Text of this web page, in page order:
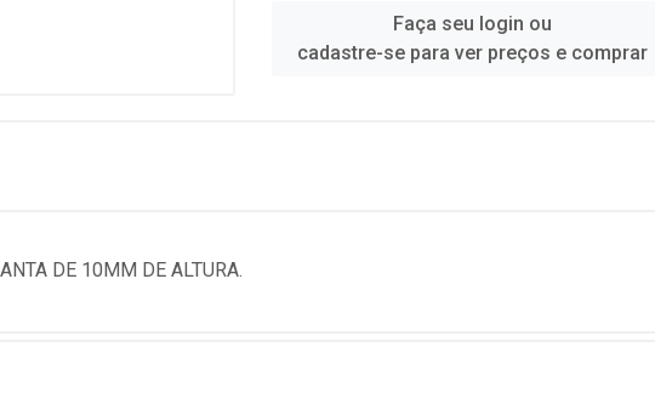
Faça seu login ou
cadastre-se para ver preços e comprar
DE 10MM DE ALTURA.